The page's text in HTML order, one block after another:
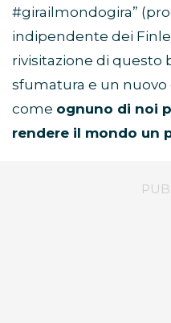
#girailmondogira”
indipendente dei
rivisitazione di questo
sfumatura e un
come ognuno di noi
rendere il mondo un